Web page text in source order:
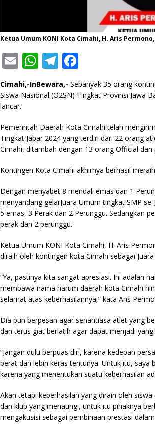
Ketua Umum KONI Kota Cimahi, H. Aris
E
m
ai
l
W
h
at
A
p
p
T
el
e
ra
m
a
c
b
o
o
k
Cimahi,-InBewara,- Sebanyak 35 orang
Siswa Nasional (O2SN) Tingkat Provinsi Jawa
lancar.
Pemerintah Daerah Kota Cimahi telah
Tingkat Jabar 2024 yang terdiri dari 22 orang
Cimahi, ditambah dengan 13 orang Official dan
Kontingen Kota Cimahi akhirnya berhasil
Dengan menyabet 8 mendali emas dan 1
menyandang gelarJuara Umum tingkat SMP
5 emas, 3 Perak dan 2 Perunggu. Sedangkan
perak dan 2 perunggu.
Ketua Umum KONI Kota Cimahi, H. Aris
diraih oleh kontingen kota Cimahi sebagai
“Ya, pastinya kita sangat apresiasi. Ini adalah
membawa nama harum daerah kota Cimahi
selamat atas keberhasilannya,” kata Aris
Dia pun berpesan agar senantiasa atlet yang
dan terus giat berlatih agar dapat menjadi
“Jangan dulu berpuas diri, karena kedepan
berat dan lebih keras tentunya. Untuk itu,
karena yang menentukan suatu keberhasilan
Akan tetapi keberhasilan yang diraih oleh
dan klub yang menaungi, untuk itu pihaknya
mengakusisi sebagai pembinaan prestasi